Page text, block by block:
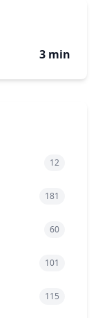
3 min
12
181
60
101
115